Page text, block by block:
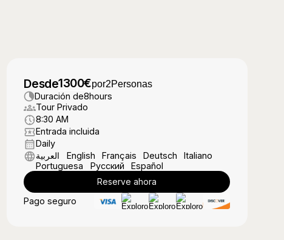
Desde1300€por2Personas
Duración de8hours
Tour Privado
8:30 AM
Entrada incluida
Daily
العربية
English Français Deutsch
Italiano
Portuguesa
Русский Español
Reserve ahora
Pago seguro